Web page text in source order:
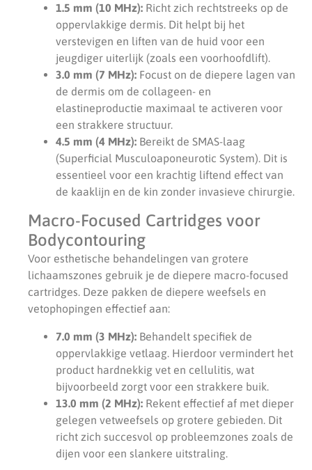
1.5 mm (10 MHz): Richt zich rechtstreeks op de
oppervlakkige dermis. Dit helpt bij het
verstevigen en liften van de huid voor een
jeugdiger uiterlijk (zoals een voorhoofdlift).
3.0 mm (7 MHz): Focust on de diepere lagen van
de dermis om de collageen- en
elastineproductie maximaal te activeren voor
een strakkere structuur.
4.5 mm (4 MHz): Bereikt de SMAS-laag
(Superficial Musculoaponeurotic System). Dit is
essentieel voor een krachtig liftend effect van
de kaaklijn en de kin zonder invasieve chirurgie.
Macro-Focused Cartridges voor
Bodycontouring
Voor esthetische behandelingen van grotere
lichaamszones gebruik je de diepere macro-focused
cartridges. Deze pakken de diepere weefsels en
vetophopingen effectief aan:
7.0 mm (3 MHz): Behandelt specifiek de
oppervlakkige vetlaag. Hierdoor vermindert het
product hardnekkig vet en cellulitis, wat
bijvoorbeeld zorgt voor een strakkere buik.
13.0 mm (2 MHz): Rekent effectief af met dieper
gelegen vetweefsels op grotere gebieden. Dit
richt zich succesvol op probleemzones zoals de
dijen voor een slankere uitstraling.